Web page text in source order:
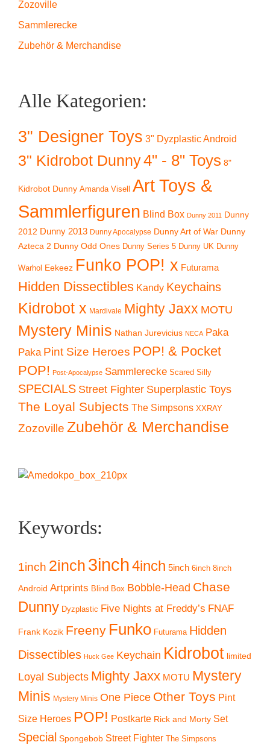
Zozoville
Sammlerecke
Zubehör & Merchandise
Alle Kategorien:
3" Designer Toys 3" Dyzplastic Android
3" Kidrobot Dunny4" - 8" Toys 8"
Kidrobot Dunny Amanda Visell
Art Toys &
Sammlerfiguren Blind Box Dunny 2011
Dunny
2012 Dunny 2013 Dunny Apocalypse Dunny Art of War Dunny
Azteca 2 Dunny Odd Ones Dunny Series 5 Dunny UK Dunny
Warhol Eekeez Funko POP! x Futurama
Hidden Dissectibles Kandy Keychains
Kidrobot x Mardivale Mighty Jaxx MOTU
Mystery Minis Nathan Jurevicius NECA Paka
Paka Pint Size Heroes POP! & Pocket
POP! Post-Apocalypse Sammlerecke Scared Silly
SPECIALS Street Fighter Superplastic Toys
The Loyal Subjects The Simpsons XXRAY
Zozoville Zubehör & Merchandise
Keywords:
1inch 2inch 3inch4inch 5inch 6inch 8inch
Android Artprints Blind Box Bobble-Head Chase
Dunny Dyzplastic Five Nights at Freddy’s FNAF
Frank Kozik Freeny Funko Futurama Hidden
Dissectibles Huck Gee Keychain Kidrobot limited
Loyal Subjects Mighty Jaxx MOTU Mystery
Minis Mystery Minis One Piece Other Toys Pint
Size Heroes POP! Postkarte Rick and Morty Set
Special Spongebob Street Fighter The Simpsons